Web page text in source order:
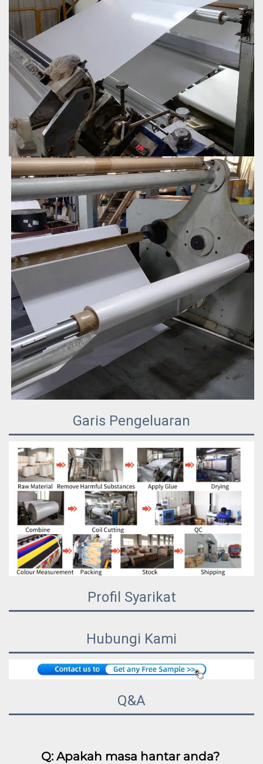
Garis Pengeluaran
Profil Syarikat
Hubungi Kami
Q&A
Q: Apakah masa hantar anda?